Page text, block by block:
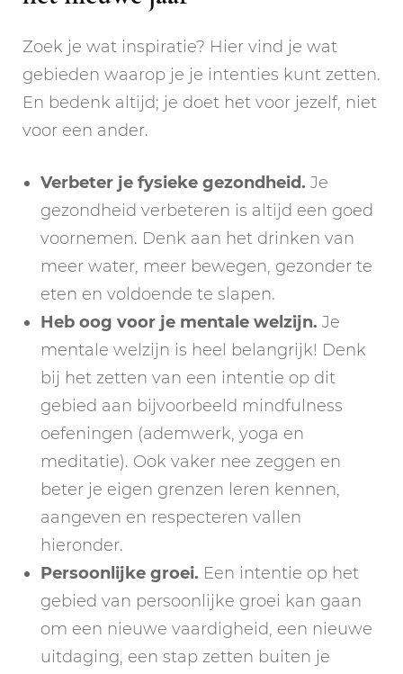
Zoek je wat inspiratie? Hier vind je wat
gebieden waarop je je intenties kunt zetten.
En bedenk altijd; je doet het voor jezelf, niet
voor een ander.
Verbeter je fysieke gezondheid. Je
gezondheid verbeteren is altijd een goed
voornemen. Denk aan het drinken van
meer water, meer bewegen, gezonder te
eten en voldoende te slapen.
Heb oog voor je mentale welzijn. Je
mentale welzijn is heel belangrijk! Denk
bij het zetten van een intentie op dit
gebied aan bijvoorbeeld mindfulness
oefeningen (ademwerk, yoga en
meditatie). Ook vaker nee zeggen en
beter je eigen grenzen leren kennen,
aangeven en respecteren vallen
hieronder.
Persoonlijke groei. Een intentie op het
gebied van persoonlijke groei kan gaan
om een nieuwe vaardigheid, een nieuwe
uitdaging, een stap zetten buiten je